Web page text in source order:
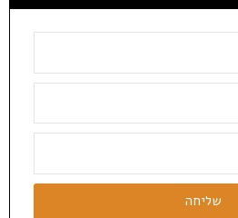
שליחה